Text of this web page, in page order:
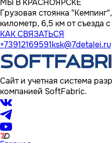
МЫ В КРАСНОЯРСКЕ
Грузовая стоянка
километр, 6,5 км от съезда
КАК СВЯЗАТЬСЯ
+73912169591ksk@7detalei.ru
Сайт и учетная система
компанией SoftFabric.